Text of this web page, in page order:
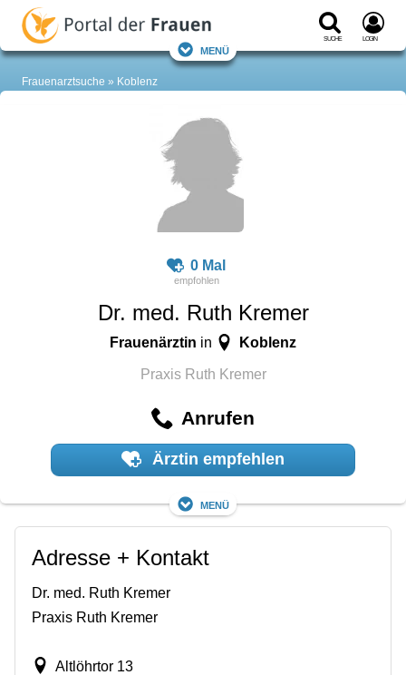
Suche Login
Menü
Frauenarztsuche Koblenz
0 Mal
Dr. med. Ruth Kremer
Frauenärztin in Koblenz
Praxis Ruth Kremer
Anrufen
Ärztin empfehlen
Menü
Adresse + Kontakt
Dr. med. Ruth Kremer
Praxis Ruth Kremer
Altlöhrtor 13